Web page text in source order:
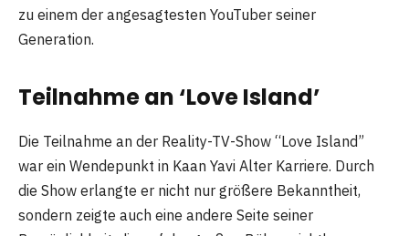
zu einem der angesagtesten YouTuber seiner
Generation.
Teilnahme an ‘Love Island’
Die Teilnahme an der Reality-TV-Show “Love Island”
war ein Wendepunkt in Kaan Yavi Alter Karriere. Durch
die Show erlangte er nicht nur größere Bekanntheit,
sondern zeigte auch eine andere Seite seiner